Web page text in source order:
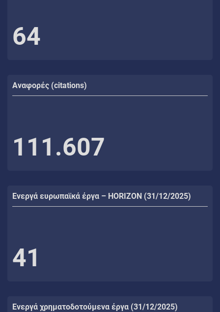
64
Αναφορές (citations)
111.607
Ενεργά ευρωπαϊκά έργα – HORIZON (31/12/2025)
41
Ενεργά χρηματοδοτούμενα έργα (31/12/2025)